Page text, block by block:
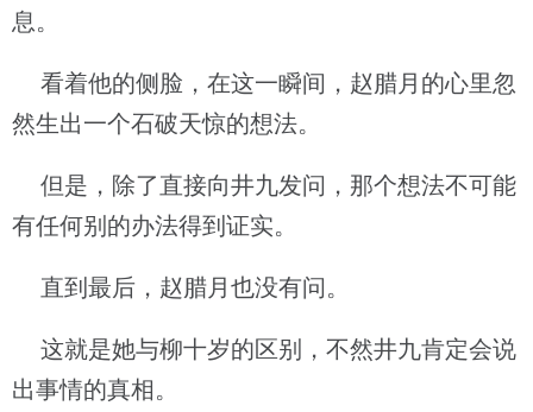
息。
看着他的侧脸，在这一瞬间，赵腊月的心里忽
然生出一个石破天惊的想法。
但是，除了直接向井九发问，那个想法不可能
有任何别的办法得到证实。
直到最后，赵腊月也没有问。
这就是她与柳十岁的区别，不然井九肯定会说
出事情的真相。